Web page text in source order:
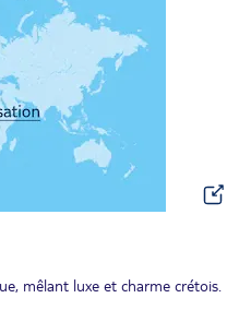
mêlant luxe et charme crétois.